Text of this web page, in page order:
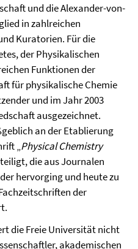
und die Alexander-von-
in zahlreichen
Kuratorien. Für die
der Physikalischen
Funktionen der
für physikalische Chemie
und im Jahr 2003
ausgezeichnet.
an der Etablierung
„Physical Chemistry
die aus Journalen
hervorging und heute zu
der
die Freie Universität nicht
akademischen